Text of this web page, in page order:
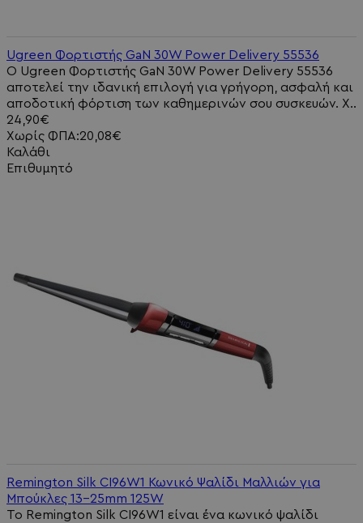
Ugreen Φορτιστής GaN 30W Power Delivery 55536
Ο Ugreen Φορτιστής GaN 30W Power Delivery 55536
αποτελεί την ιδανική επιλογή για γρήγορη, ασφαλή και
αποδοτική φόρτιση των καθημερινών σου συσκευών. Χ..
24,90€
Χωρίς ΦΠΑ:20,08€
Καλάθι
Επιθυμητό
Remington Silk CI96W1 Κωνικό Ψαλίδι Μαλλιών για
Μπούκλες 13-25mm 125W
Το Remington Silk CI96W1 είναι ένα κωνικό ψαλίδι